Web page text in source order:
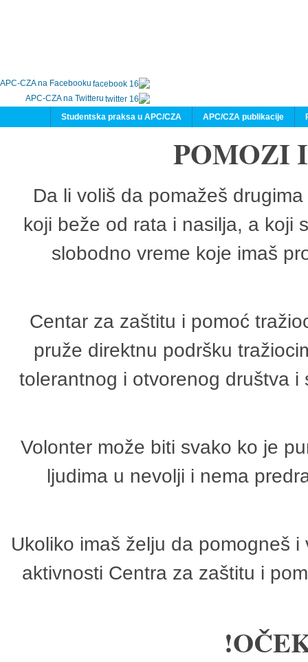
APC-CZA na Facebooku
APC-CZA na Twitteru
APC/CZA publikacije
Studentska praksa u APC/CZA
POMOZI
Da li voliš da pomažeš
koji beže od rata i nasilja, a koji
slobodno vreme koje imaš
Centar za zaštitu i pomoć
pruže direktnu podršku
tolerantnog i otvorenog društva
Volonter može biti svako ko je
ljudima u nevolji i nema
Ukoliko imaš želju da pomogneš
aktivnosti Centra za zaštitu i